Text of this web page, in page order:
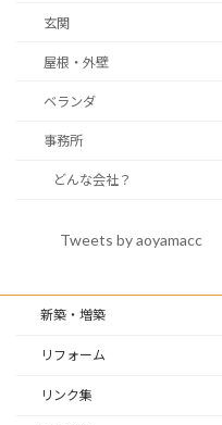
玄関
屋根・外壁
ベランダ
事務所
どんな会社？
Tweets by aoyamacc
新築・増築
リフォーム
リンク集